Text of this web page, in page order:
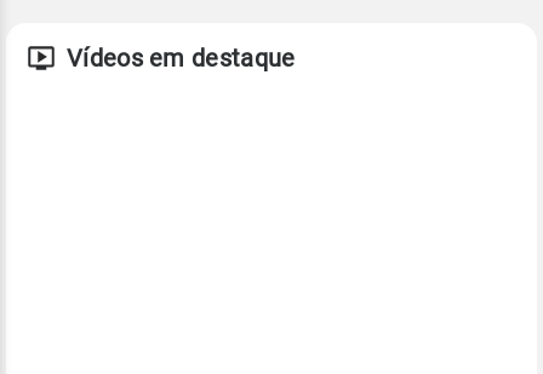
Vídeos em destaque